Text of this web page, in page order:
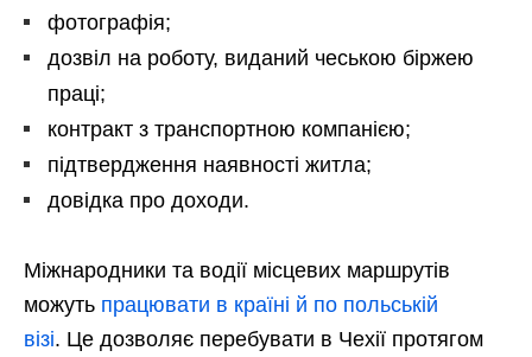
фотографія;
дозвіл на роботу, виданий чеською біржею
праці;
контракт з транспортною компанією;
підтвердження наявності житла;
довідка про доходи.
Міжнародники та водії місцевих маршрутів
можуть працювати в країні й по польській
візі. Це дозволяє перебувати в Чехії протягом